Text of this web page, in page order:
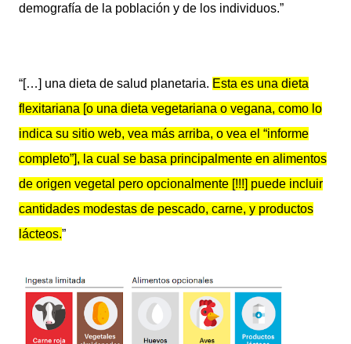
demografía de la población y de los individuos.”
“[…] una dieta de salud planetaria. Esta es una dieta
flexitariana [o una dieta vegetariana o vegana, como lo
indica su sitio web, vea más arriba, o vea el “informe
completo”], la cual se basa principalmente en alimentos
de origen vegetal pero opcionalmente [!!!] puede incluir
cantidades modestas de pescado, carne, y productos
lácteos.”